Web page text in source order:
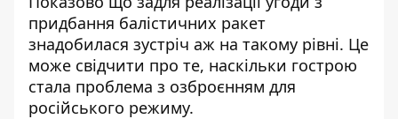
придбання балістичних ракет
знадобилася зустріч аж на такому рівні. Це
може свідчити про те, наскільки гострою
стала проблема з озброєнням для
російського режиму.